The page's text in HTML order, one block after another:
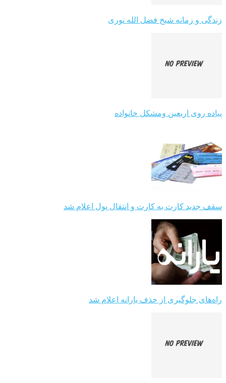
زندگی و زمانه شیخ فضل الله نوری
پیاده روی اربعین ومشکل خانواده
سقف جدید کارت به کارت و انتقال پول اعلام شد
راه‌های جلوگیری از حذف یارانه اعلام شد